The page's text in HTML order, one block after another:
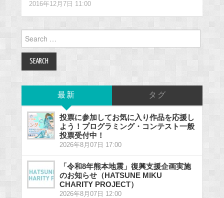
2016年12月7日 11:00
for:
最新 タグ
投票に参加してお気に入り作品を応援し
よう！プログラミング・コンテスト一般
投票受付中！
2026年8月07日 17:00
「令和8年熊本地震」復興支援企画実施
のお知らせ（HATSUNE MIKU
CHARITY PROJECT）
2026年8月07日 12:00